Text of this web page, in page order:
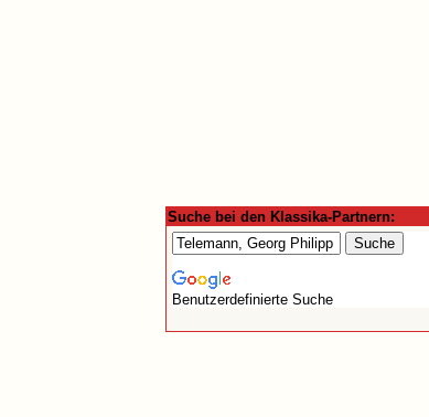
Suche bei den Klassika-Partnern:
Benutzerdefinierte Suche